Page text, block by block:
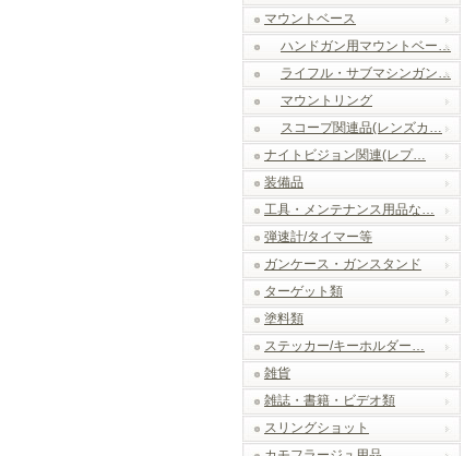
マウントベース
ハンドガン用マウントベー…
ライフル・サブマシンガン…
マウントリング
スコープ関連品(レンズカ…
ナイトビジョン関連(レプ…
装備品
工具・メンテナンス用品な…
弾速計/タイマー等
ガンケース・ガンスタンド
ターゲット類
塗料類
ステッカー/キーホルダー…
雑貨
雑誌・書籍・ビデオ類
スリングショット